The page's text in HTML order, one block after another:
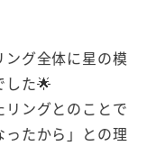
グ全体に星の模
した🌟
ングとのことで
たから」との理